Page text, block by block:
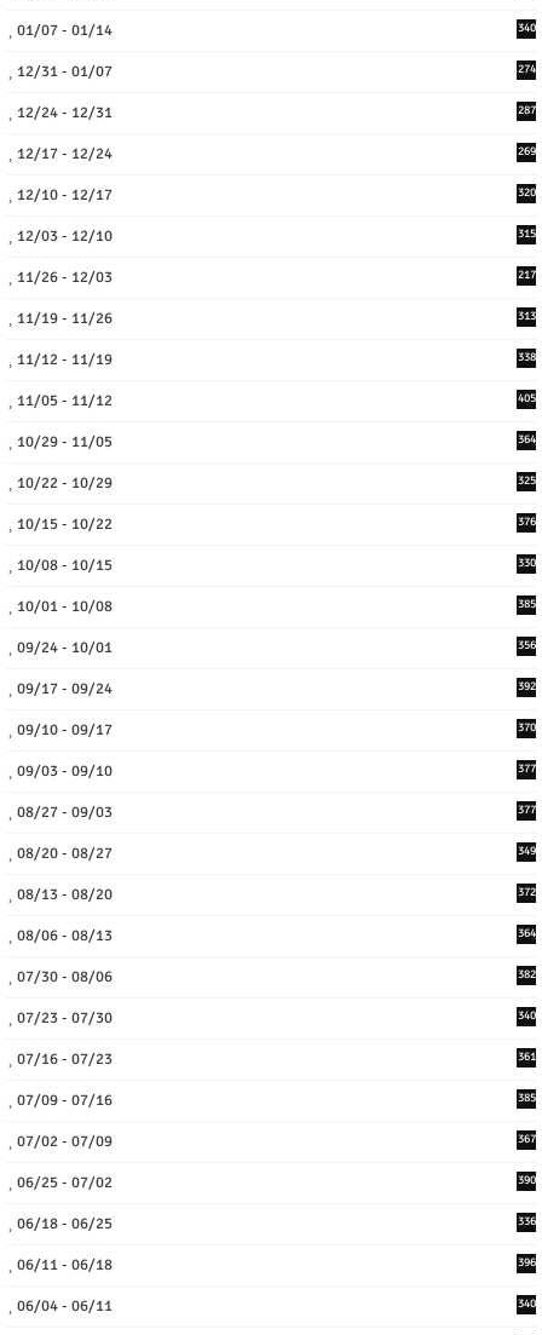
01/07 - 01/14 340
12/31 - 01/07 274
12/24 - 12/31 287
12/17 - 12/24 269
12/10 - 12/17 320
12/03 - 12/10 315
11/26 - 12/03 217
11/19 - 11/26 313
11/12 - 11/19 338
11/05 - 11/12 405
10/29 - 11/05 364
10/22 - 10/29 325
10/15 - 10/22 376
10/08 - 10/15 330
10/01 - 10/08 385
09/24 - 10/01 356
09/17 - 09/24 392
09/10 - 09/17 370
09/03 - 09/10 377
08/27 - 09/03 377
08/20 - 08/27 349
08/13 - 08/20 372
08/06 - 08/13 364
07/30 - 08/06 382
07/23 - 07/30 340
07/16 - 07/23 361
07/09 - 07/16 385
07/02 - 07/09 367
06/25 - 07/02 390
06/18 - 06/25 336
06/11 - 06/18 396
06/04 - 06/11 340